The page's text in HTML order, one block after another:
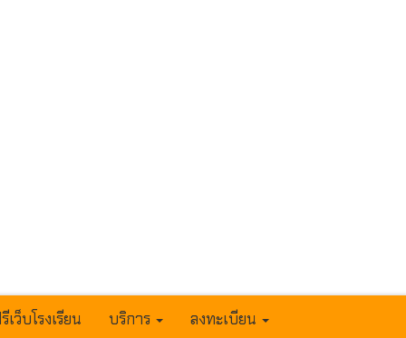
เว็บโรงเรียน บริการ ลงทะเบียน